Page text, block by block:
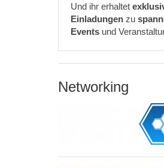
Und ihr erhaltet
Einladungen zu
Events und
Networking